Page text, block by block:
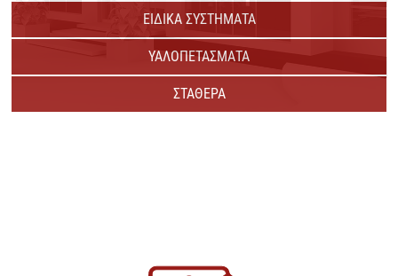
ΕΙΔΙΚΑ ΣΥΣΤΗΜΑΤΑ
ΥΑΛΟΠΕΤΑΣΜΑΤΑ
ΣΤΑΘΕΡΑ